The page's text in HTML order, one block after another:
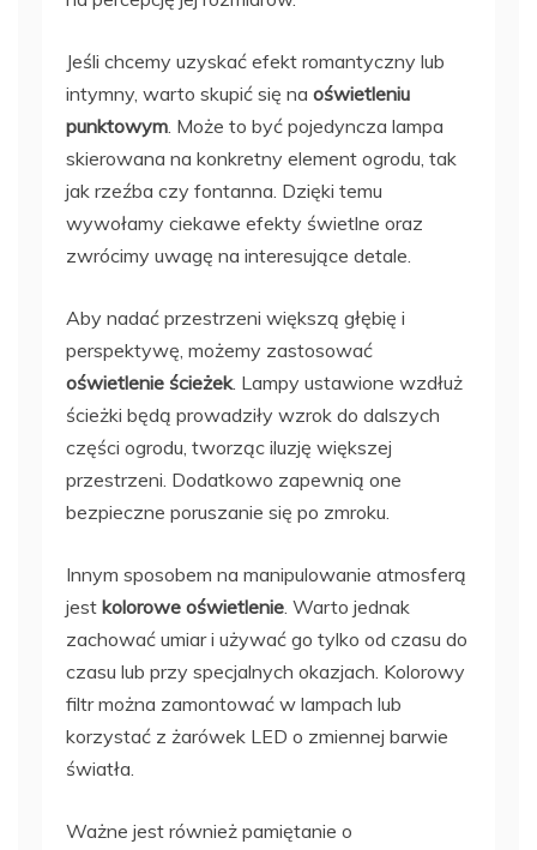
Jeśli chcemy uzyskać efekt romantyczny lub
intymny, warto skupić się na oświetleniu
punktowym. Może to być pojedyncza lampa
skierowana na konkretny element ogrodu, tak
jak rzeźba czy fontanna. Dzięki temu
wywołamy ciekawe efekty świetlne oraz
zwrócimy uwagę na interesujące detale.
Aby nadać przestrzeni większą głębię i
perspektywę, możemy zastosować
oświetlenie ścieżek. Lampy ustawione wzdłuż
ścieżki będą prowadziły wzrok do dalszych
części ogrodu, tworząc iluzję większej
przestrzeni. Dodatkowo zapewnią one
bezpieczne poruszanie się po zmroku.
Innym sposobem na manipulowanie atmosferą
jest kolorowe oświetlenie. Warto jednak
zachować umiar i używać go tylko od czasu do
czasu lub przy specjalnych okazjach. Kolorowy
filtr można zamontować w lampach lub
korzystać z żarówek LED o zmiennej barwie
światła.
Ważne jest również pamiętanie o